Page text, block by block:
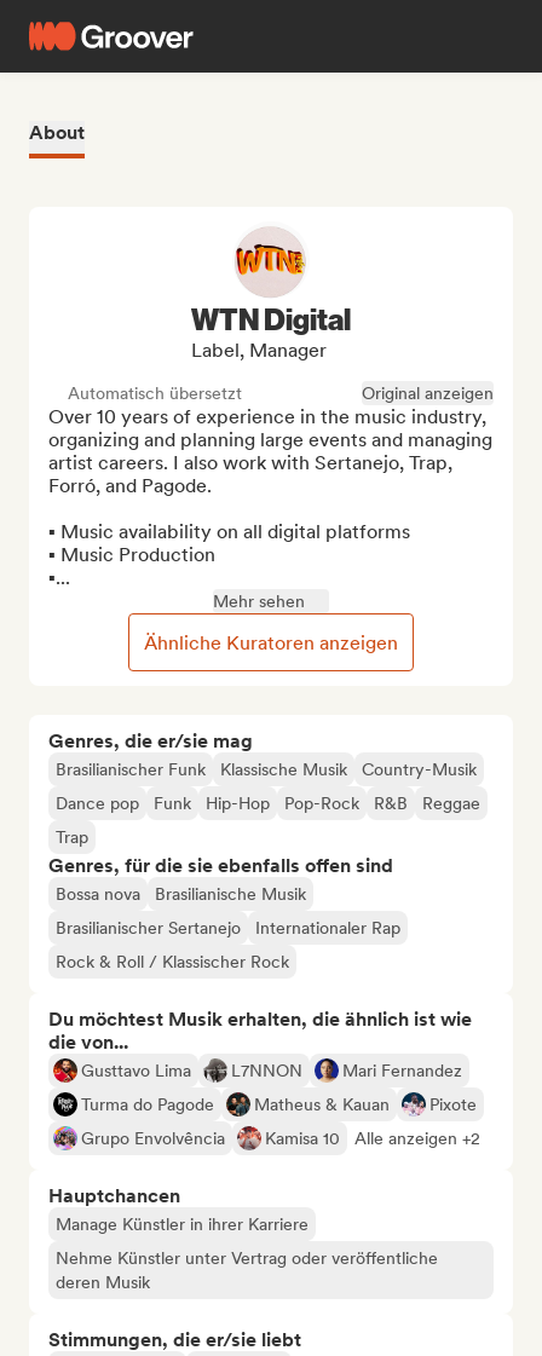
About
Genres, die er/sie mag
Brasilianischer Funk Klassische Musik
Country-Musik
Dance pop
Funk Hip-Hop Pop-Rock R&B
Reggae
Trap
Genres, für die sie ebenfalls offen sind
Bossa nova
Brasilianische Musik
Brasilianischer Sertanejo
Internationaler Rap
Rock & Roll / Klassischer Rock
Du möchtest Musik erhalten, die ähnlich ist wie
die von...
Gusttavo Lima L7NNON
Mari Fernandez
Turma do Pagode
Matheus & Kauan
Pixote
Grupo Envolvência
Kamisa 10 Alle anzeigen +2
Hauptchancen
Manage Künstler in ihrer Karriere
Nehme Künstler unter Vertrag oder veröffentliche
deren Musik
Stimmungen, die er/sie liebt
WTN Digital
Label, Manager
Automatisch übersetzt Original anzeigen
Over 10 years of experience in the music industry,
organizing and planning large events and managing
artist careers. I also work with Sertanejo, Trap,
Forró, and Pagode.
▪︎ Music availability on all digital platforms
▪︎ Music Production
▪︎...
Mehr sehen
Ähnliche Kuratoren anzeigen